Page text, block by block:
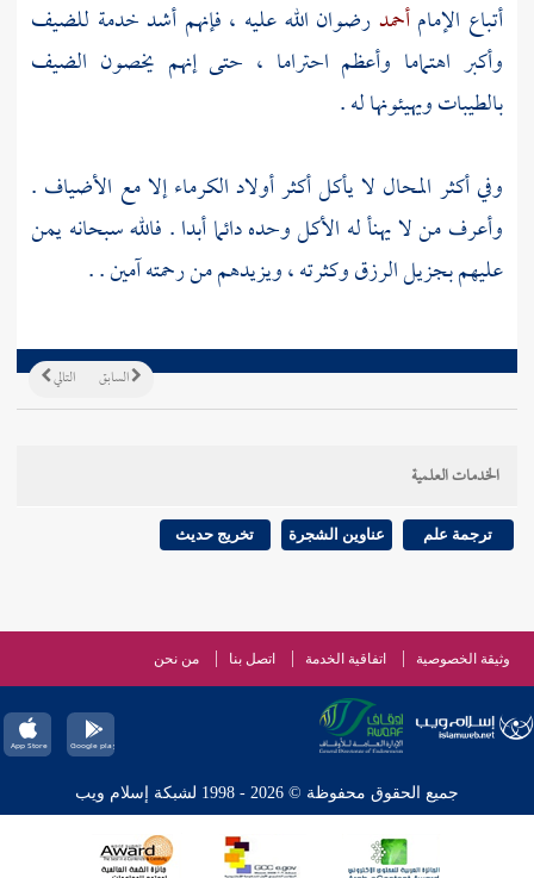
أتباع الإمامأحمدرضوان الله عليه ، فإنهم أشد خدمة للضيف
وأكبر اهتماما وأعظم احتراما ، حتى إنهم يخصون الضيف
بالطيبات ويهيئونها له .
وفي أكثر المحال لا يأكل أكثر أولاد الكرماء إلا مع الأضياف .
وأعرف من لا يهنأ له الأكل وحده دائما أبدا . فالله سبحانه يمن
عليهم بجزيل الرزق وكثرته ، ويزيدهم من رحمته آمين . .
التالي السابق
الخدمات العلمية
ترجمة علم عناوين الشجرة تخريج حديث
وثيقة الخصوصية اتفاقية الخدمة اتصل بنا من نحن
جميع الحقوق محفوظة © 2026 - 1998 لشبكة إسلام ويب